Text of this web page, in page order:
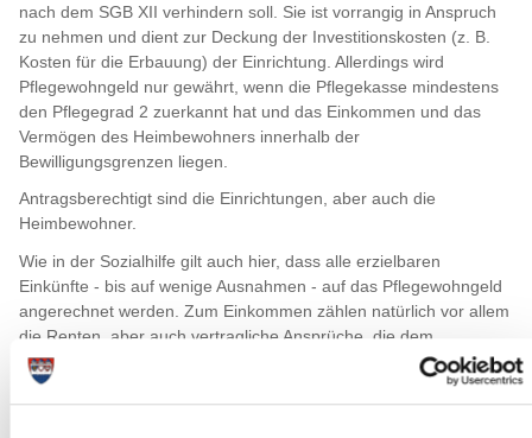
nach dem SGB XII verhindern soll. Sie ist vorrangig in Anspruch
zu nehmen und dient zur Deckung der Investitionskosten (z. B.
Kosten für die Erbauung) der Einrichtung. Allerdings wird
Pflegewohngeld nur gewährt, wenn die Pflegekasse mindestens
den Pflegegrad 2 zuerkannt hat und das Einkommen und das
Vermögen des Heimbewohners innerhalb der
Bewilligungsgrenzen liegen.
Antragsberechtigt sind die Einrichtungen, aber auch die
Heimbewohner.
Wie in der Sozialhilfe gilt auch hier, dass alle erzielbaren
Einkünfte - bis auf wenige Ausnahmen - auf das Pflegewohngeld
angerechnet werden. Zum Einkommen zählen natürlich vor allem
die Renten, aber auch vertragliche Ansprüche, die dem
Betroffenen Geldleistungen oder geldwerte Leistungen
zusprechen.